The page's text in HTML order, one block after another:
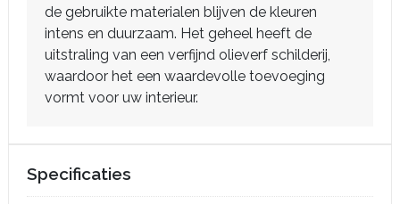
de gebruikte materialen blijven de kleuren
intens en duurzaam. Het geheel heeft de
uitstraling van een verfijnd olieverf schilderij,
waardoor het een waardevolle toevoeging
vormt voor uw interieur.
Specificaties